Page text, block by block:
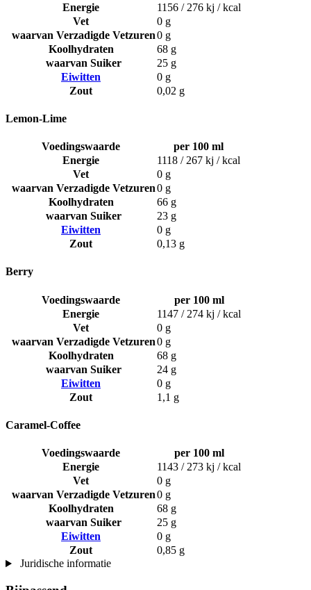
Energie
1156 / 276 kj / kcal
Vet
0 g
waarvan Verzadigde Vetzuren0 g
Koolhydraten
68 g
waarvan Suiker
25 g
Eiwitten
0 g
Zout
0,02 g
Lemon-Lime
Voedingswaarde
per 100 ml
Energie
1118 / 267 kj / kcal
Vet
0 g
waarvan Verzadigde Vetzuren0 g
Koolhydraten
66 g
waarvan Suiker
23 g
Eiwitten
0 g
Zout
0,13 g
Berry
Voedingswaarde
per 100 ml
Energie
1147 / 274 kj / kcal
Vet
0 g
waarvan Verzadigde Vetzuren0 g
Koolhydraten
68 g
waarvan Suiker
24 g
Eiwitten
0 g
Zout
1,1 g
Caramel-Coffee
Voedingswaarde
per 100 ml
Energie
1143 / 273 kj / kcal
Vet
0 g
waarvan Verzadigde Vetzuren0 g
Koolhydraten
68 g
waarvan Suiker
25 g
Eiwitten
0 g
Zout
0,85 g
Juridische informatie